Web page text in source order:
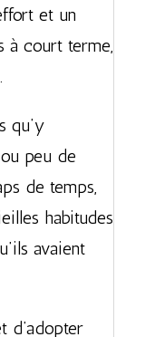
et un
à court terme,
qu’y
peu de
de temps,
habitudes
avaient
d’adopter